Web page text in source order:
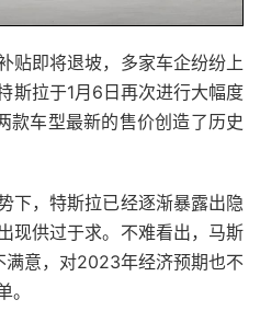
贴即将退坡，多家车企纷纷上
斯拉于1月6日再次进行大幅度
车型最新的售价创造了历史
下，特斯拉已经逐渐暴露出隐
现供过于求。不难看出，马斯
意，对2023年经济预期也不